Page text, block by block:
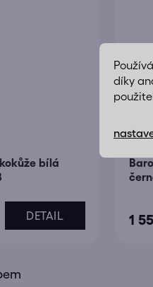
díky
bílá
DETAIL 1